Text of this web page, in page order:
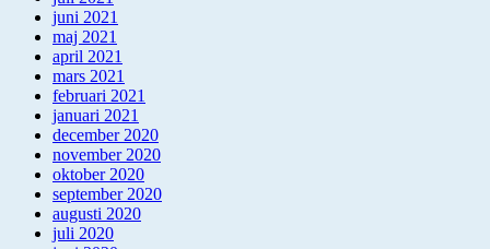
juni 2021
maj 2021
april 2021
mars 2021
februari 2021
januari 2021
december 2020
november 2020
oktober 2020
september 2020
augusti 2020
juli 2020